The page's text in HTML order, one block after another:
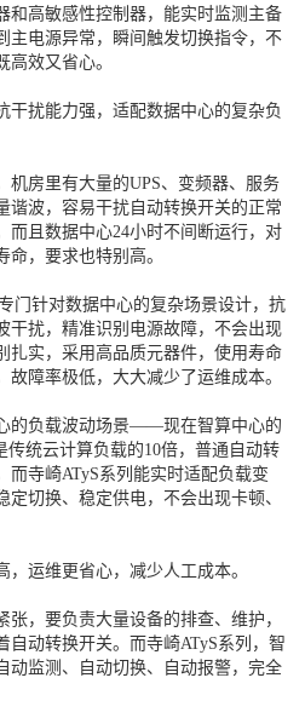
和高敏感性控制器，能实时监测主备
主电源异常，瞬间触发切换指令，不
效又省心。
干扰能力强，适配数据中心的复杂负
机房里有大量的UPS、变频器、服务
谐波，容易干扰自动转换开关的正常
而且数据中心24小时不间断运行，对
命，要求也特别高。
门针对数据中心的复杂场景设计，抗
干扰，精准识别电源故障，不会出现
扎实，采用高品质元器件，使用寿命
障率极低，大大减少了运维成本。
的负载波动场景——现在智算中心的
传统云计算负载的10倍，普通自动转
而寺崎ATyS系列能实时适配负载变
切换、稳定供电，不会出现卡顿、
运维更省心，减少人工成本。
，要负责大量设备的排查、维护，
自动转换开关。而寺崎ATyS系列，智
动监测、自动切换、自动报警，完全